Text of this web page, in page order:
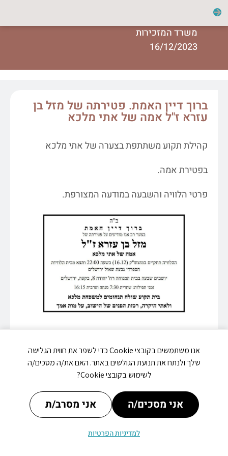
משרד המזכירות
16/12/2023
ברוך דיין האמת. פטירתה של מזל בן
עזרא ז"ל אמה של אתי מלכא
קהילת תקוע משתתפת בצערה של אתי מלכא
בפטירת אמה.
פרטי הלוויה והשבעה במודעה המצורפת.
עדכונים
אנו משתמשים בקובצי Cookie כדי לשפר את חווית הגלישה
שלך ולנתח את תנועת הגולשים באתר. האם את/ה מסכים/ה
לשימוש בקובצי Cookie?
אני מסכים/ה אני מסרב/ת
למדיניות הפרטיות